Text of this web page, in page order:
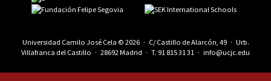
Universidad Camilo José Cela © 2026 · C/ Castillo de Alarcón, 49 · Urb.
Villafranca del Castillo · 28692 Madrid · T. 91 815 31 31 · info@ucjc.edu